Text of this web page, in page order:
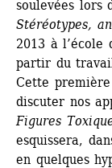
soulevées lors
Stéréotypes,
2013 à l’école
partir du
Cette
discuter nos
Figures
esquissera,
en quelques